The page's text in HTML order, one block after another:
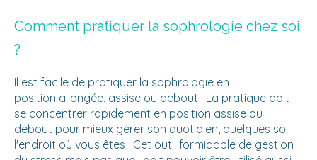
Comment pratiquer la sophrologie chez soi
?
Il est facile de pratiquer la sophrologie en
position allongée, assise ou debout ! La pratique doit
se concentrer rapidement en position assise ou
debout pour mieux gérer son quotidien, quelques soi
l'endroit où vous êtes ! Cet outil formidable de gestion